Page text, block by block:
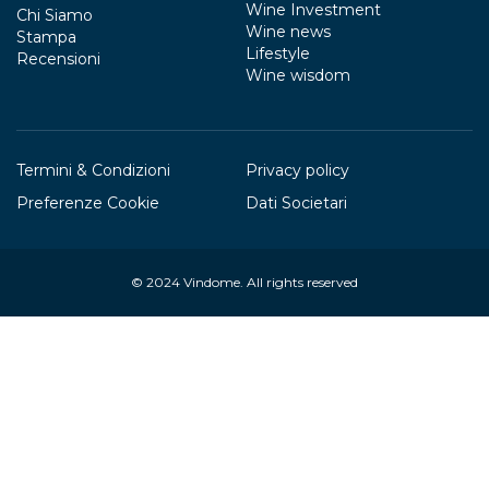
Chi Siamo
Stampa
Recensioni
Wine Investment
Wine news
Lifestyle
Wine wisdom
Termini & Condizioni
Privacy policy
Preferenze Cookie
Dati Societari
© 2024 Vindome. All rights reserved